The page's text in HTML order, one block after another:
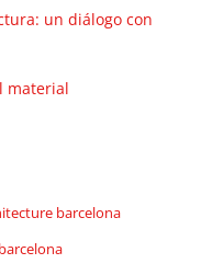
un diálogo con
material
barcelona